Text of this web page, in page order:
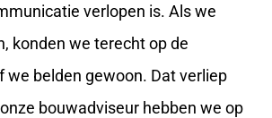
verlopen is. Als we
konden we terecht op de
we belden gewoon. Dat verliep
bouwadviseur hebben we op